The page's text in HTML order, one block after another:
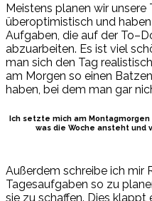
Meistens planen wir
überoptimistisch und
Aufgaben, die auf der To–
abzuarbeiten. Es ist viel
man sich den Tag
am Morgen so einen
haben, bei dem man gar
Ich setzte mich am Montagmorgen
was die Woche ansteht
Außerdem schreibe ich mir
Tagesaufgaben so zu
sie zu schaffen. Dies